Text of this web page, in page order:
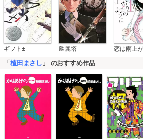
ギフト± 幽麗塔
「 植田まさし 」 のおすすめ作品